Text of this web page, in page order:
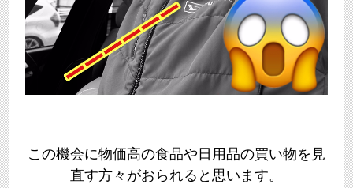
この機会に物価高の食品や日用品の買い物を見
直す方々がおられると思います。